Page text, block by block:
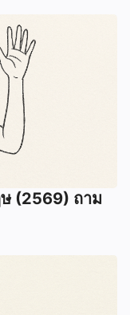
(2569) ถาม